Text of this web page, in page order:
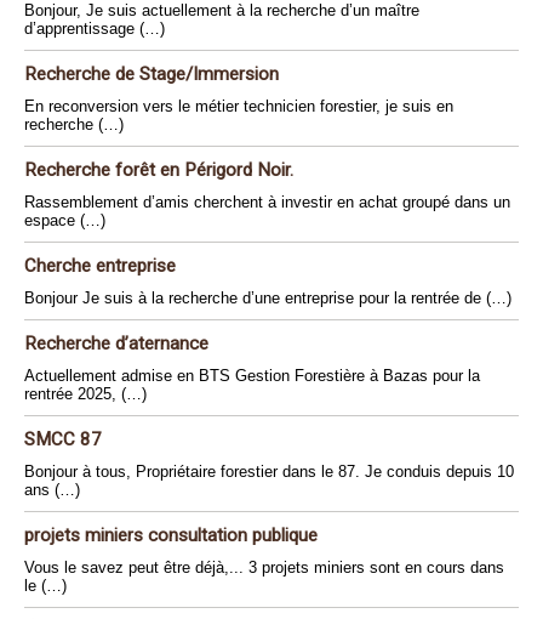
Bonjour, Je suis actuellement à la recherche d’un maître
d’apprentissage (…)
Recherche de Stage/Immersion
En reconversion vers le métier technicien forestier, je suis en
recherche (…)
Recherche forêt en Périgord Noir.
Rassemblement d’amis cherchent à investir en achat groupé dans un
espace (…)
Cherche entreprise
Bonjour Je suis à la recherche d’une entreprise pour la rentrée de (…)
Recherche d’aternance
Actuellement admise en BTS Gestion Forestière à Bazas pour la
rentrée 2025, (…)
SMCC 87
Bonjour à tous, Propriétaire forestier dans le 87. Je conduis depuis 10
ans (…)
projets miniers consultation publique
Vous le savez peut être déjà,... 3 projets miniers sont en cours dans
le (…)